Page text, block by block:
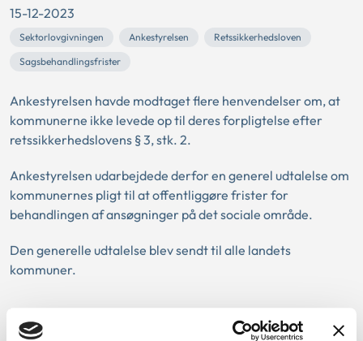
15-12-2023
Sektorlovgivningen Ankestyrelsen
Retssikkerhedsloven
Sagsbehandlingsfrister
Ankestyrelsen havde modtaget flere henvendelser om, at
kommunerne ikke levede op til deres forpligtelse efter
retssikkerhedslovens § 3, stk. 2.
Ankestyrelsen udarbejdede derfor en generel udtalelse om
kommunernes pligt til at offentliggøre frister for
behandlingen af ansøgninger på det sociale område.
Den generelle udtalelse blev sendt til alle landets
kommuner.
Download PDF